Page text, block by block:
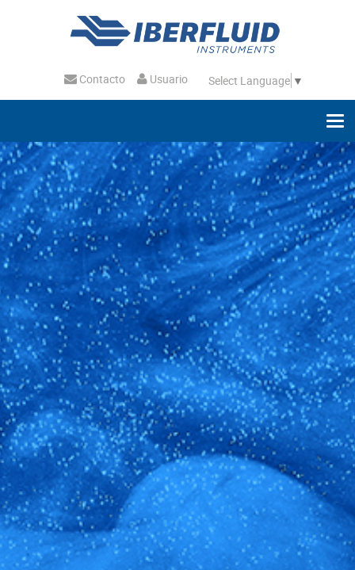
Contacto Usuario Select Language ▼